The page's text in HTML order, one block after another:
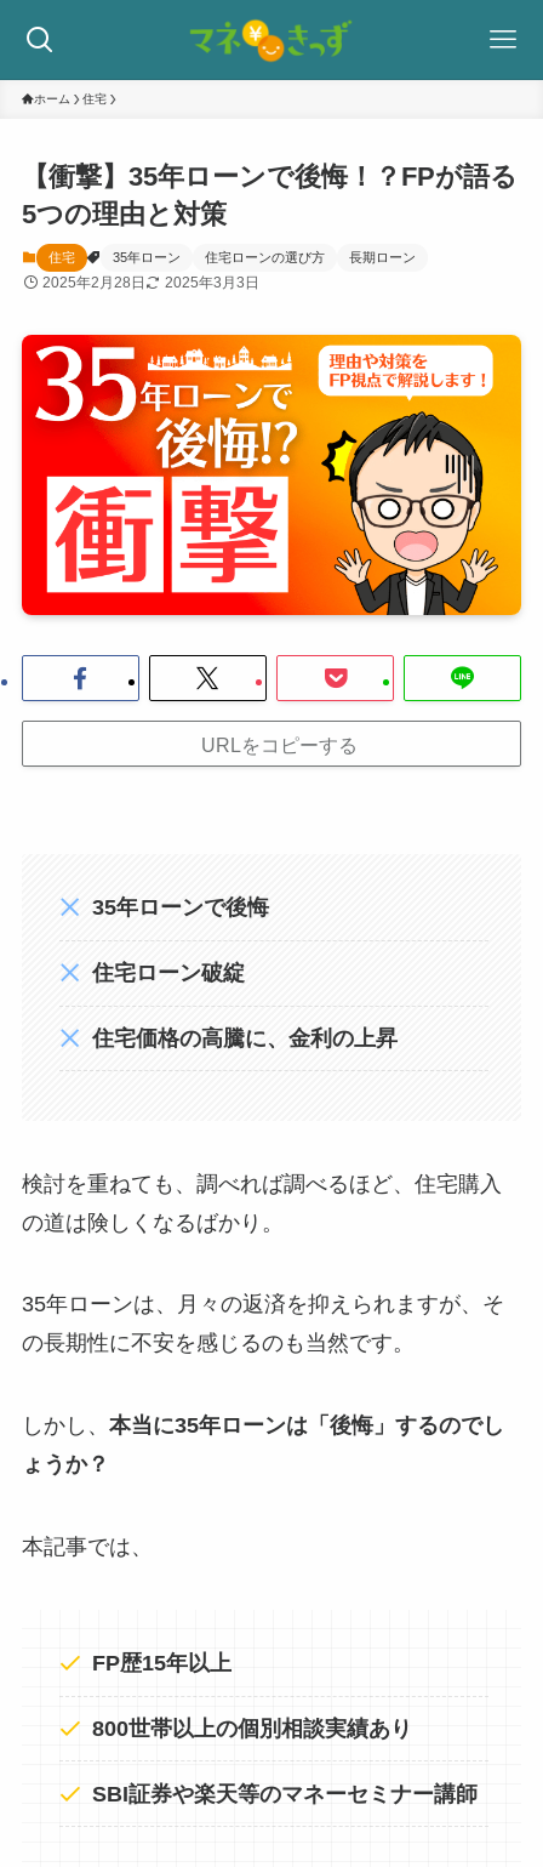
ホーム 住宅
【衝撃】35年ローンで後悔！？FPが語る
5つの理由と対策
住宅 35年ローン 住宅ローンの選び方 長期ローン
2025年2月28日 2025年3月3日
URLをコピーする
35年ローンで後悔
住宅ローン破綻
住宅価格の高騰に、金利の上昇
検討を重ねても、調べれば調べるほど、住宅購入
の道は険しくなるばかり。
35年ローンは、月々の返済を抑えられますが、そ
の長期性に不安を感じるのも当然です。
しかし、 本当に35年ローンは「後悔」するのでし
ょうか？
本記事では、
FP歴15年以上
800世帯以上の個別相談実績あり
SBI証券や楽天等のマネーセミナー講師